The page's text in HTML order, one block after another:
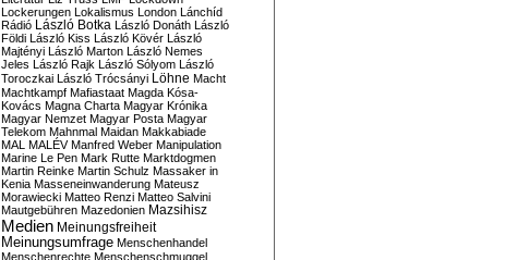
Lockerungen Lokalismus London Lánchíd
Rádió
László Botka László Donáth László
Földi László Kiss László Kövér László
Majtényi László Marton László Nemes
Jeles László Rajk László Sólyom László
Toroczkai László Trócsányi Löhne Macht
Machtkampf Mafiastaat Magda Kósa-
Kovács Magna Charta Magyar Krónika
Magyar Nemzet Magyar Posta Magyar
Telekom Mahnmal Maidan Makkabiade
MAL MALÉV Manfred Weber Manipulation
Marine Le Pen Mark Rutte Marktdogmen
Martin Reinke Martin Schulz Massaker in
Kenia Masseneinwanderung Mateusz
Morawiecki Matteo Renzi Matteo Salvini
Mautgebühren Mazedonien Mazsihisz
Medien Meinungsfreiheit
Meinungsumfrage Menschenhandel
Menschenrechte Menschenschmuggel